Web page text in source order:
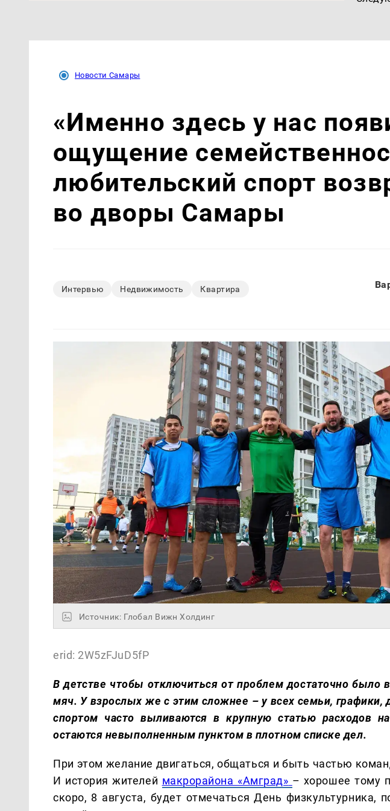
Новости Самары
«Именно здесь у нас
ощущение
любительский спорт
во дворы Самары
Интервью Недвижимость Квартира
Источник: Глобал Вижн Холдинг
erid: 2W5zFJuD5fP
В детстве чтобы отключиться от проблем достаточно было
мяч. У взрослых же с этим сложнее – у всех семьи, графики,
спортом часто выливаются в крупную статью расходов
остаются невыполненным пунктом в плотном списке дел.
При этом желание двигаться, общаться и быть частью
И история жителей макрорайона «Амград» – хорошее тому
скоро, 8 августа, будет отмечаться День физкультурника,